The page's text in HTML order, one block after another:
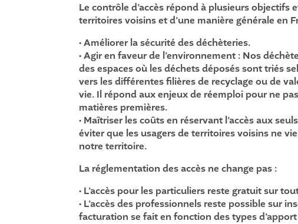
Le contrôle d’accès répond à plusieurs objectifs
territoires voisins et d’une manière générale en
• Améliorer la sécurité des déchèteries.
• Agir en faveur de l’environnement : Nos
des espaces où les déchets déposés sont triés
vers les différentes filières de recyclage ou de
vie. Il répond aux enjeux de réemploi pour ne
matières premières.
• Maîtriser les coûts en réservant l’accès aux
éviter que les usagers de territoires voisins ne
notre territoire.
La réglementation des accès ne change pas :
• L’accès pour les particuliers reste gratuit sur
• L’accès des professionnels reste possible sur
facturation se fait en fonction des types